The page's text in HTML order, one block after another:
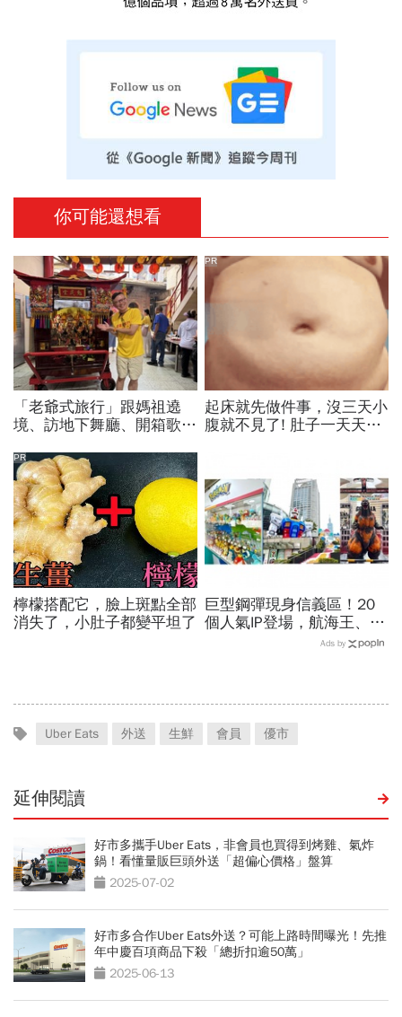
你可能還想看
「老爺式旅行」跟媽祖遶
境、訪地下舞廳、開箱歌劇
沈方正：台灣旅行有很多可
能
起床就先做件事，沒三天小
腹就不見了! 肚子一天天變
PR
檸檬搭配它，臉上斑點全部
消失了，小肚子都變平坦了
PR
巨型鋼彈現身信義區！20
個人氣IP登場，航海王、哥
吉拉、七龍珠、寶可夢…盤
Ads by
Uber Eats 外送 生鮮 會員 優市
延伸閱讀
好市多攜手Uber Eats，非會員也買得到烤雞、氣炸
鍋！看懂量販巨頭外送「超偏心價格」盤算
2025-07-02
好市多合作Uber Eats外送？可能上路時間曝光！先推
年中慶百項商品下殺「總折扣逾50萬」
2025-06-13